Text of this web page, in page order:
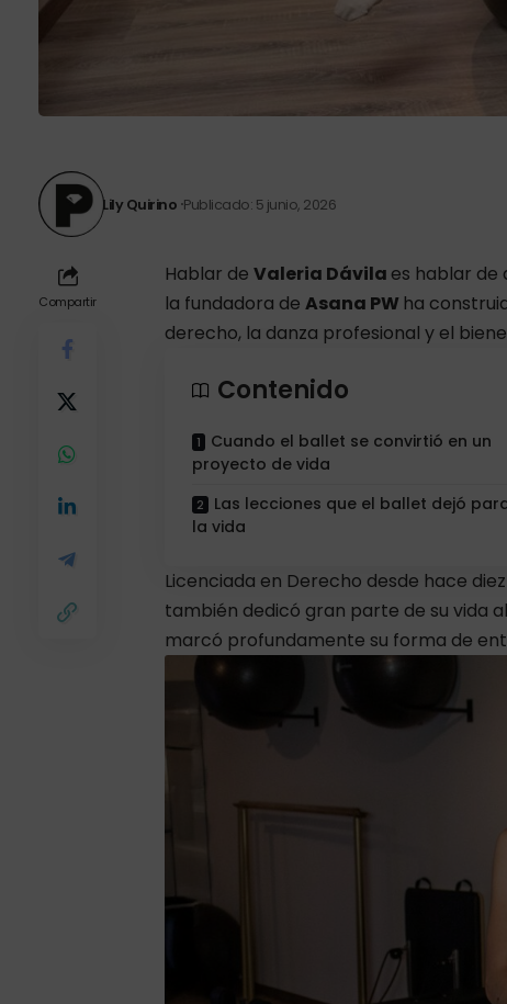
Lily Quirino Publicado: 5 junio, 2026
Compartir
Hablar de Valeria Dávila es hablar de
la fundadora de Asana PW ha
derecho, la danza profesional y el
Contenido
Cuando el ballet se convirtió en un
proyecto de vida
Las lecciones que el ballet dejó
la vida
Licenciada en Derecho desde hace
también dedicó gran parte de su vida
marcó profundamente su forma de